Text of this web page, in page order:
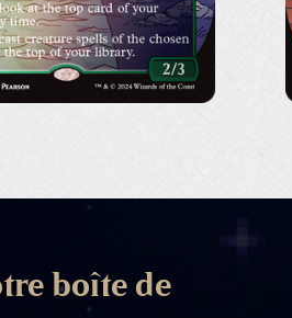
boîte de